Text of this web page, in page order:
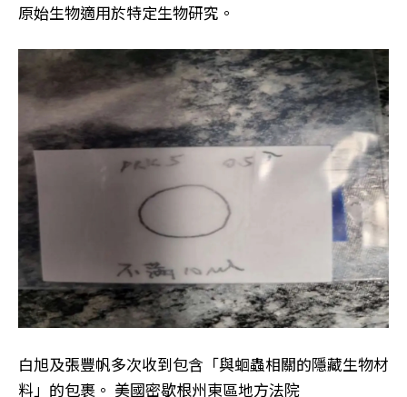
原始生物適用於特定生物研究。
白旭及張豐帆多次收到包含「與蛔蟲相關的隱藏生物材
料」的包裹。 美國密歇根州東區地方法院